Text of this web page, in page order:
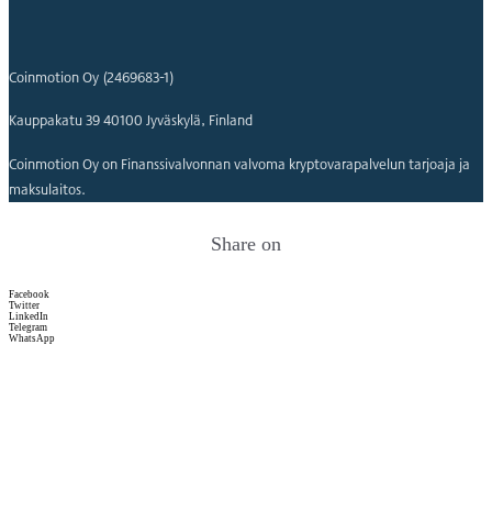
Coinmotion Oy (2469683-1)
Kauppakatu 39 40100 Jyväskylä, Finland
Coinmotion Oy on Finanssivalvonnan valvoma kryptovarapalvelun tarjoaja ja
maksulaitos.
Share on
Facebook
Twitter
LinkedIn
Telegram
WhatsApp